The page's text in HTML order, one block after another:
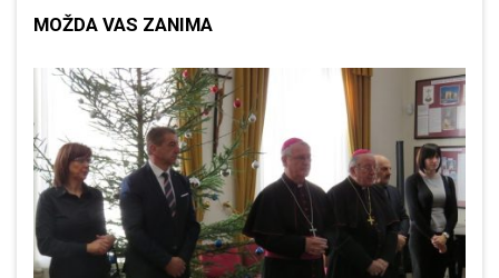
MOŽDA VAS ZANIMA